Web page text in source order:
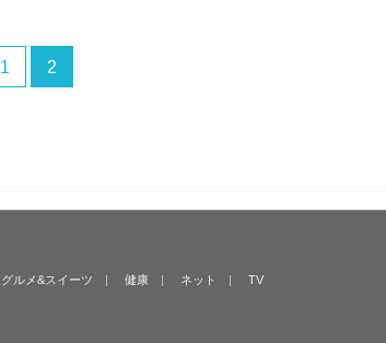
1 2
グルメ&スイーツ 健康 ネット TV